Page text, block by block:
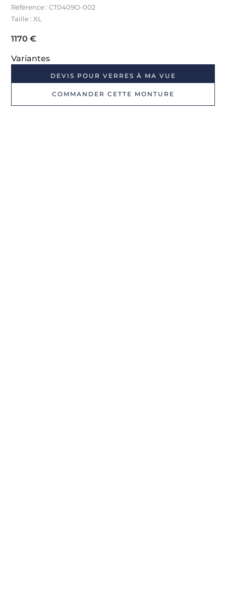
Référence : CT0409O-002
Taille : XL
1170€
Variantes
DEVIS POUR VERRES À MA VUE
COMMANDER CETTE MONTURE